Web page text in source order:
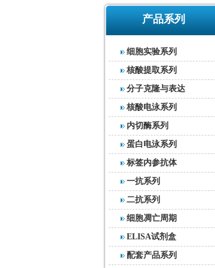
产品系列
细胞实验系列
核酸提取系列
分子克隆与表达
核酸电泳系列
内切酶系列
蛋白电泳系列
标签内参抗体
一抗系列
二抗系列
细胞凋亡周期
ELISA试剂盒
配套产品系列